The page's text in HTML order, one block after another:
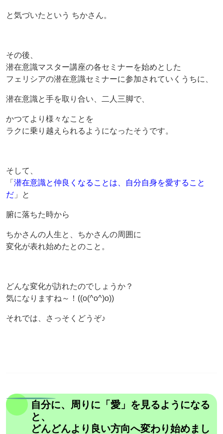
と気づいたという ちかさん。
その後、
潜在意識マスター講座の各セミナーを始めとした
フェリシアの潜在意識セミナーに参加されていくうちに、
潜在意識と手を取り合い、二人三脚で、
かつてより様々なことを
ラクに乗り越えられるようになったそうです。
そして、
「 潜在意識と仲良くなることは、自分自身を愛すること
だ 」と
腑に落ちた時から
ちかさんの人生と、ちかさんの周囲に
変化が表れ始めたとのこと。
どんな変化が訪れたのでしょうか？
気になりますね～！((o(^o^)o))
それでは、さっそくどうぞ♪
自分に、周りに「愛」を見るようになる
と、
どんどんより良い方向へ変わり始めまし